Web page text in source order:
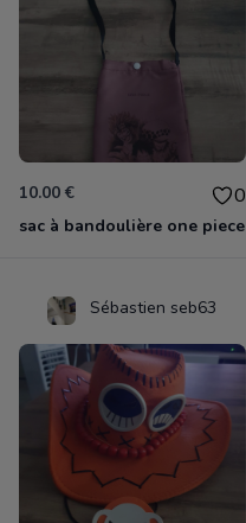
10.00 € 0
sac à bandoulière one piece
Sébastien seb63